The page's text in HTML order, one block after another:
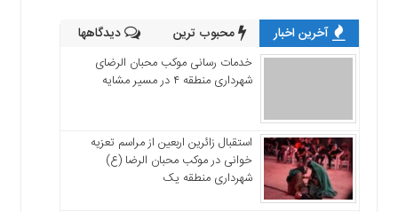
آخرین اخبار محبوب ترین دیدگاهها
خدمات رسانی موکب محبان الرضای
شهرداری منطقه ۴ در مسیر مشایه
استقبال زائرین اربعین از مراسم تعزیه
خوانی در موکب محبان الرضا (ع)
شهرداری منطقه یک